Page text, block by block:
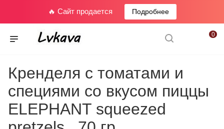
🔥 Сайт продается Подробнее
0
Кренделя с томатами и
специями со вкусом пиццы
ELEPHANT squeezed